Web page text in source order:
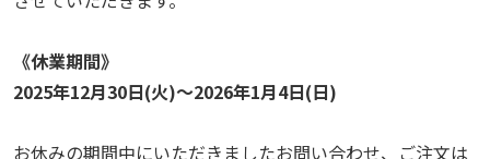
《休業期間》
2025年12月30日(火)～2026年1月4日(日)
お休みの期間中にいただきましたお問い合わせ、ご注文は